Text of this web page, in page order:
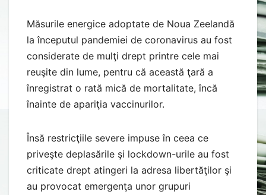
Măsurile energice adoptate de Noua Zeelandă
la începutul pandemiei de coronavirus au fost
considerate de mulţi drept printre cele mai
reuşite din lume, pentru că această ţară a
înregistrat o rată mică de mortalitate, încă
înainte de apariţia vaccinurilor.
Însă restricţiile severe impuse în ceea ce
priveşte deplasările şi lockdown-urile au fost
criticate drept atingeri la adresa libertăţilor şi
au provocat emergenţa unor grupuri